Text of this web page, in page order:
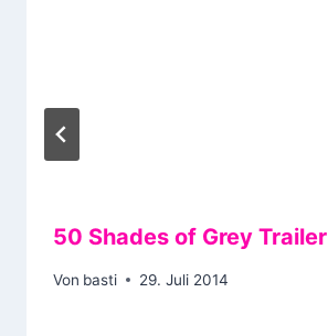
50 Shades of Grey Trailer
Von basti 29. Juli 2014